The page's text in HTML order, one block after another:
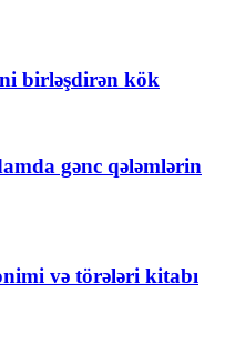
birləşdirən kök
gənc qələmlərin
və törələri kitabı